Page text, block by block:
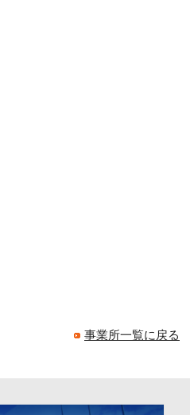
事業所一覧に戻る